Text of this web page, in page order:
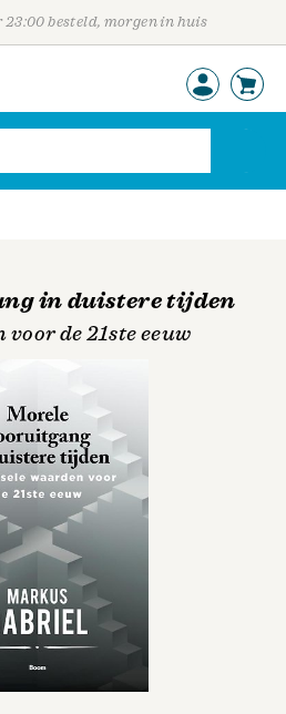
23:00 besteld, morgen in huis
in duistere tijden
de 21ste eeuw